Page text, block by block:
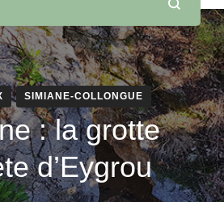
SIMIANE-COLLONGUE
: la grotte
d’Eygrou